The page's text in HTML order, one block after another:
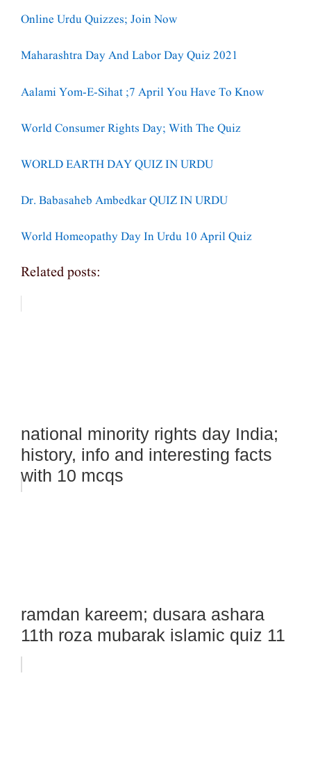
Online Urdu Quizzes; Join Now
Maharashtra Day And Labor Day Quiz 2021
Aalami Yom-E-Sihat ;7 April You Have To Know
World Consumer Rights Day; With The Quiz
WORLD EARTH DAY QUIZ IN URDU
Dr. Babasaheb Ambedkar QUIZ IN URDU
World Homeopathy Day In Urdu 10 April Quiz
Related posts:
national minority rights day India;
history, info and interesting facts
with 10 mcqs
ramdan kareem; dusara ashara
11th roza mubarak islamic quiz 11